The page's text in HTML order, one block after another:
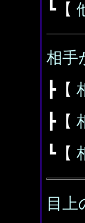
┗【
相手
┣【
┣【
┗【
目上